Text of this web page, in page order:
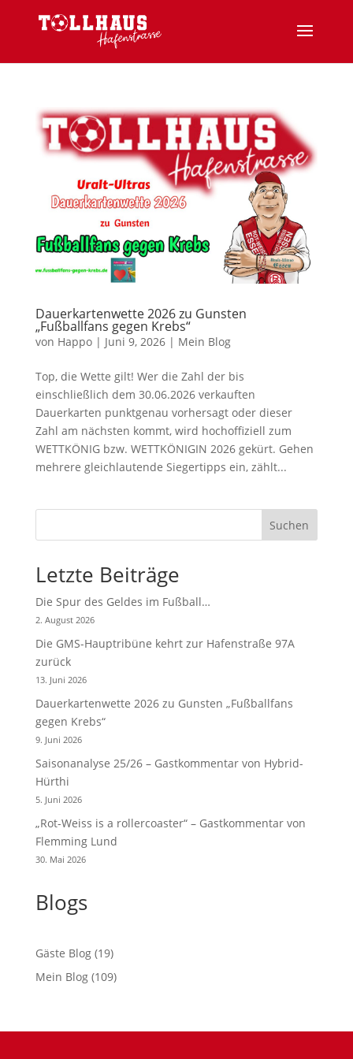
Dauerkartenwette 2026 zu Gunsten
„Fußballfans gegen Krebs“
von Happo| Juni 9, 2026| Mein Blog
Top, die Wette gilt! Wer die Zahl der bis
einschließlich dem 30.06.2026 verkauften
Dauerkarten punktgenau vorhersagt oder dieser
Zahl am nächsten kommt, wird hochoffiziell zum
WETTKÖNIG bzw. WETTKÖNIGIN 2026 gekürt. Gehen
mehrere gleichlautende Siegertipps ein, zählt...
Suchen
Letzte Beiträge
Die Spur des Geldes im Fußball…
2. August 2026
Die GMS-Hauptribüne kehrt zur Hafenstraße 97A
zurück
13. Juni 2026
Dauerkartenwette 2026 zu Gunsten „Fußballfans
gegen Krebs“
9. Juni 2026
Saisonanalyse 25/26 – Gastkommentar von Hybrid-
Hürthi
5. Juni 2026
„Rot-Weiss is a rollercoaster“ – Gastkommentar von
Flemming Lund
30. Mai 2026
Blogs
Gäste Blog(19)
Mein Blog(109)